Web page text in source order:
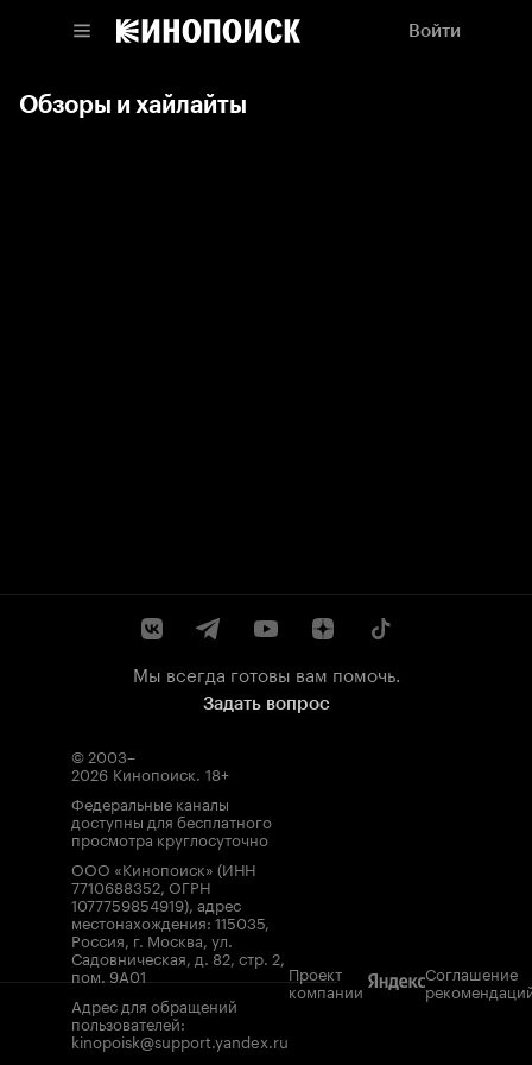
Войти
Обзоры и хайлайты
Мы всегда готовы вам помочь.
Задать вопрос
© 2003–
2026 Кинопоиск. 18+
Федеральные каналы
доступны для бесплатного
просмотра круглосуточно
ООО «Кинопоиск» (ИНН
7710688352, ОГРН
1077759854919), адрес
местонахождения: 115035,
Россия, г. Москва, ул.
Садовническая, д. 82, стр. 2,
пом. 9А01
Адрес для обращений
пользователей:
kinopoisk@support.yandex.ru
Проект
компании
Соглашение